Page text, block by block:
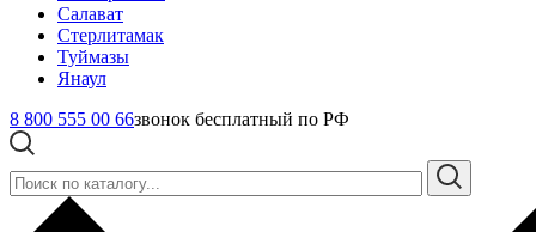
Салават
Стерлитамак
Туймазы
Янаул
8 800 555 00 66звонок бесплатный по РФ